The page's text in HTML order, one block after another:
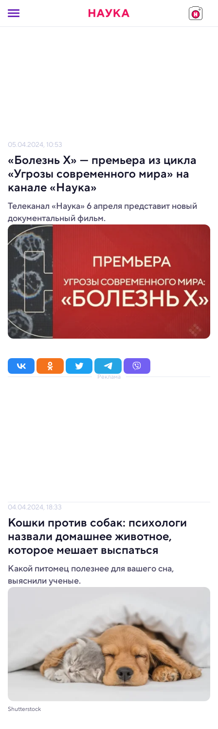
05.04.2024, 10:53
«Болезнь Х» — премьера из цикла
«Угрозы современного мира» на
канале «Наука»
Телеканал «Наука» 6 апреля представит новый
документальный фильм.
Реклама
04.04.2024, 18:33
Кошки против собак: психологи
назвали домашнее животное,
которое мешает выспаться
Какой питомец полезнее для вашего сна,
выяснили ученые.
Shutterstock